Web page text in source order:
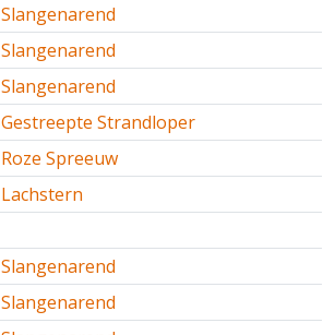
Slangenarend
Slangenarend
Slangenarend
Gestreepte Strandloper
Roze Spreeuw
Lachstern
Slangenarend
Slangenarend